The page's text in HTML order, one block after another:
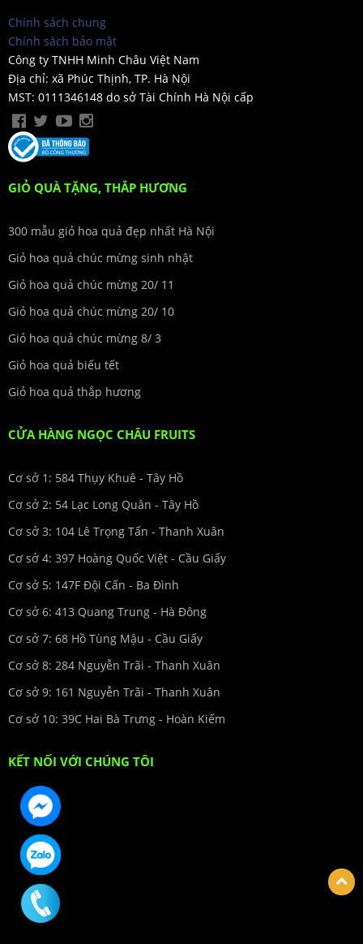
Chính sách chung
Chính sách bảo mật
Công ty TNHH Minh Châu Việt Nam
Địa chỉ: xã Phúc Thịnh, TP. Hà Nội
MST: 0111346148 do sở Tài Chính Hà Nội cấp
GIỎ QUÀ TẶNG, THẮP HƯƠNG
300 mẫu giỏ hoa quả đẹp nhất Hà Nội
Giỏ hoa quả chúc mừng sinh nhật
Giỏ hoa quả chúc mừng 20/ 11
Giỏ hoa quả chúc mừng 20/ 10
Giỏ hoa quả chúc mừng 8/ 3
Giỏ hoa quả biếu tết
Giỏ hoa quả thắp hương
CỬA HÀNG NGỌC CHÂU FRUITS
Cơ sở 1: 584 Thụy Khuê - Tây Hồ
Cơ sở 2: 54 Lạc Long Quân - Tây Hồ
Cơ sở 3: 104 Lê Trọng Tấn - Thanh Xuân
Cơ sở 4: 397 Hoàng Quốc Việt - Cầu Giấy
Cơ sở 5: 147F Đội Cấn - Ba Đình
Cơ sở 6: 413 Quang Trung - Hà Đông
Cơ sở 7: 68 Hồ Tùng Mậu - Cầu Giấy
Cơ sở 8: 284 Nguyễn Trãi - Thanh Xuân
Cơ sở 9: 161 Nguyễn Trãi - Thanh Xuân
Cơ sở 10: 39C Hai Bà Trưng - Hoàn Kiếm
KẾT NỐI VỚI CHÚNG TÔI